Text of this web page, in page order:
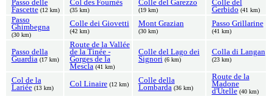
Passo delle
Fascette (12 km)
Col des Fournés
(35 km)
Colle del Garezzo
(19 km)
Colle del
Gerbido (41 km)
Passo
Ghimbegna
(30 km)
Colle dei Giovetti
(42 km)
Mont Grazian
(30 km)
Passo Grillarine
(41 km)
Passo della
Guardia (17 km)
Route de la Vallée
de la Tinée -
Gorges de la
Mescla (41 km)
Colle del Lago dei
Signori (6 km)
Colla di Langan
(23 km)
Col de la
Lariée (13 km) Col Linaire (12 km)
Colle della
Lombarda (36 km)
Route de la
Madone
d'Utelle (40 km)